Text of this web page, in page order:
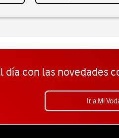
día con las novedades
Ir a Mi